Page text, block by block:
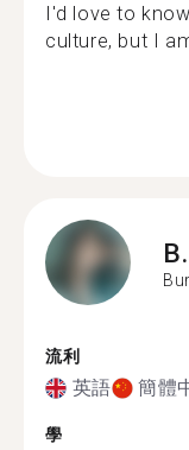
I'd love to
culture, but I
B.
流利
英語 簡體
學